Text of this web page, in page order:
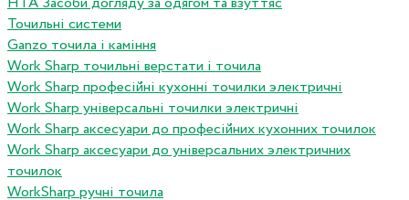
Точильні системи
Ganzo точила і каміння
Work Sharp точильні верстати і точила
Work Sharp професiйнi кухоннi точилки электричнi
Work Sharp унiверсальнi точилки электричнi
Work Sharp аксесуари до професiйних кухонних точилок
Work Sharp аксесуари до унiверсальних электричних
точилок
WorkSharp ручні точила